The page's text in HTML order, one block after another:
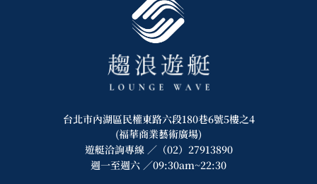
台北市內湖區民權東路六段180巷6號5樓之4
(福華商業藝術廣場)
遊艇洽詢專線 ／（02）27913890
週一至週六 ／09:30am~22:30